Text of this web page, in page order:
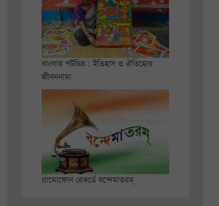
বাংলার পটচিত্র : ইতিহাস ও ঐতিহ্যের
জীবননামা
গ্রামোফোন রেকর্ডে বন্দেমাতরম্